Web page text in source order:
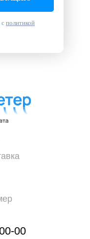
с политикой
00